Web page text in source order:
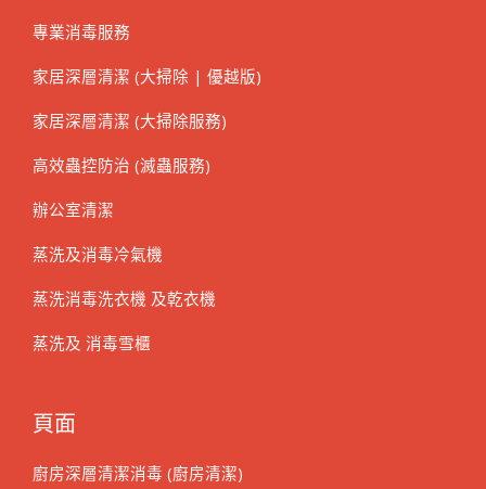
專業消毒服務
家居深層清潔 (大掃除 | 優越版)
家居深層清潔 (大掃除服務)
高效蟲控防治 (滅蟲服務)
辦公室清潔
蒸洗及消毒冷氣機
蒸洗消毒洗衣機 及乾衣機
蒸洗及 消毒雪櫃
頁面
廚房深層清潔消毒 (廚房清潔)